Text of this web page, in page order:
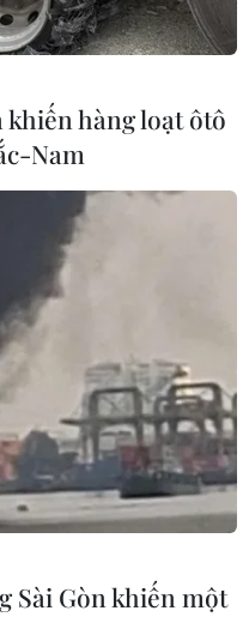
hàng loạt ôtô
Nam
Sài Gòn khiến một